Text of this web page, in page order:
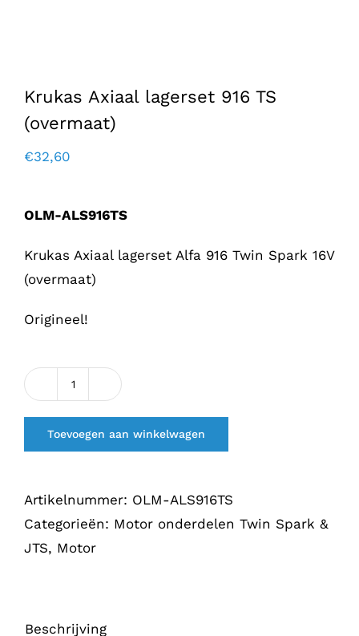
Krukas Axiaal lagerset 916 TS
(overmaat)
€32,60
OLM-ALS916TS
Krukas Axiaal lagerset Alfa 916 Twin Spark 16V
(overmaat)
Origineel!
Krukas
Axiaal
lagerset
(overmaat)
Toevoegen aan winkelwagen
Artikelnummer: OLM-ALS916TS
Categorieën: Motor onderdelen Twin Spark &
JTS, Motor
Beschrijving